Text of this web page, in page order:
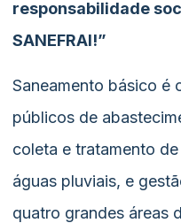
responsabilidade
SANEFRAI!”
Saneamento básico é
públicos de
coleta e tratamento
águas pluviais, e
quatro grandes áreas